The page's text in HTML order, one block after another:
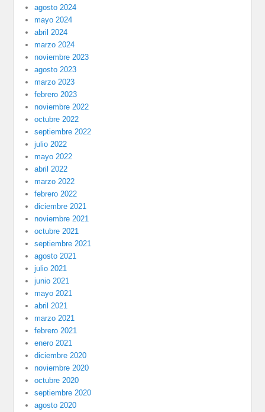
agosto 2024
mayo 2024
abril 2024
marzo 2024
noviembre 2023
agosto 2023
marzo 2023
febrero 2023
noviembre 2022
octubre 2022
septiembre 2022
julio 2022
mayo 2022
abril 2022
marzo 2022
febrero 2022
diciembre 2021
noviembre 2021
octubre 2021
septiembre 2021
agosto 2021
julio 2021
junio 2021
mayo 2021
abril 2021
marzo 2021
febrero 2021
enero 2021
diciembre 2020
noviembre 2020
octubre 2020
septiembre 2020
agosto 2020